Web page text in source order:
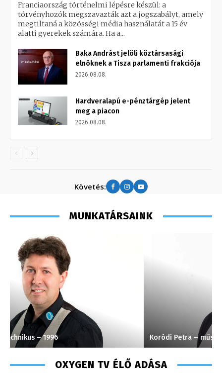
Franciaország történelmi lépésre készül: a
törvényhozók megszavazták azt a jogszabályt, amely
megtiltaná a közösségi média használatát a 15 év
alatti gyerekek számára. Ha a...
Baka Andrást jelöli köztársasági
elnöknek a Tisza parlamenti frakciója
2026.08.08.
Hardveralapú e-pénztárgép jelent
meg a piacon
2026.08.08.
Követés:
MUNKATÁRSAINK
Koródi Petra – műsorvezető
OXYGEN TV ÉLŐ ADÁSA